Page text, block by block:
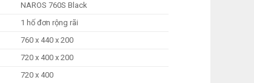
NAROS 760S Black
1 hố đơn rộng rãi
760 x 440 x 200
720 x 400 x 200
720 x 400